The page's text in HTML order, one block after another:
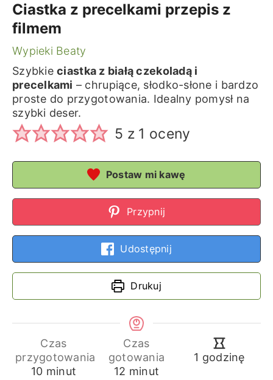
Ciastka z precelkami przepis z
filmem
Wypieki Beaty
Szybkieciastka z białą czekoladą i
precelkami – chrupiące, słodko-słone i bardzo
proste do przygotowania. Idealny pomysł na
szybki deser.
5 z 1 oceny
Postaw mi kawę
Przypnij
Udostępnij
Drukuj
Czas
przygotowania
10minuty
minut
Czas
gotowania
12 minuty
minut
1 godzina
godzinę